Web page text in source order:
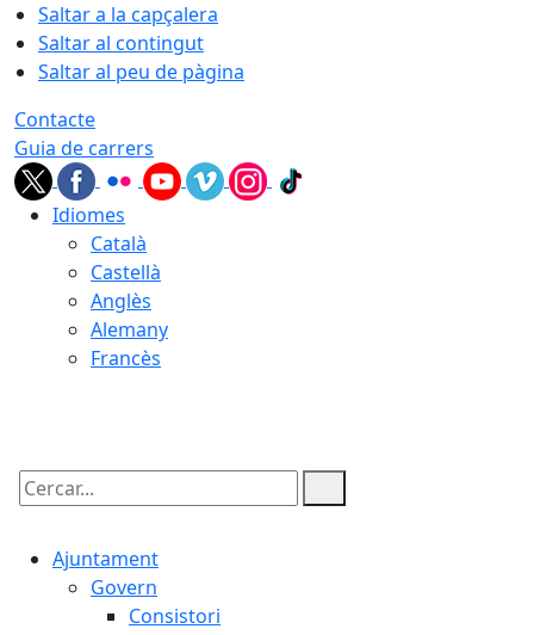
Saltar a la capçalera
Saltar al contingut
Saltar al peu de pàgina
Contacte
Guia de carrers
Idiomes
Català
Castellà
Anglès
Alemany
Francès
Cercar:
Ajuntament
Govern
Consistori